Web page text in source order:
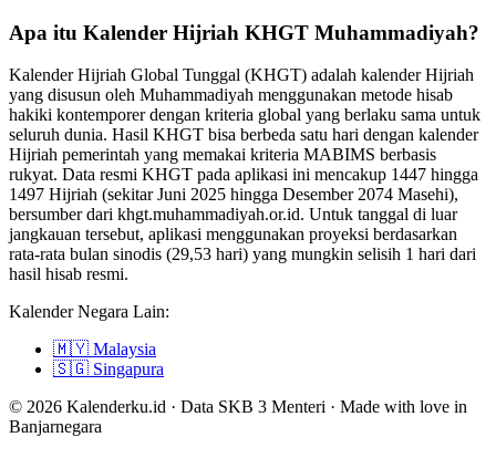
Apa itu Kalender Hijriah KHGT Muhammadiyah?
Kalender Hijriah Global Tunggal (KHGT) adalah kalender Hijriah
yang disusun oleh Muhammadiyah menggunakan metode hisab
hakiki kontemporer dengan kriteria global yang berlaku sama untuk
seluruh dunia. Hasil KHGT bisa berbeda satu hari dengan kalender
Hijriah pemerintah yang memakai kriteria MABIMS berbasis
rukyat. Data resmi KHGT pada aplikasi ini mencakup 1447 hingga
1497 Hijriah (sekitar Juni 2025 hingga Desember 2074 Masehi),
bersumber dari khgt.muhammadiyah.or.id. Untuk tanggal di luar
jangkauan tersebut, aplikasi menggunakan proyeksi berdasarkan
rata-rata bulan sinodis (29,53 hari) yang mungkin selisih 1 hari dari
hasil hisab resmi.
Kalender Negara Lain:
🇲🇾 Malaysia
🇸🇬 Singapura
© 2026 Kalenderku.id · Data SKB 3 Menteri · Made with love in
Banjarnegara